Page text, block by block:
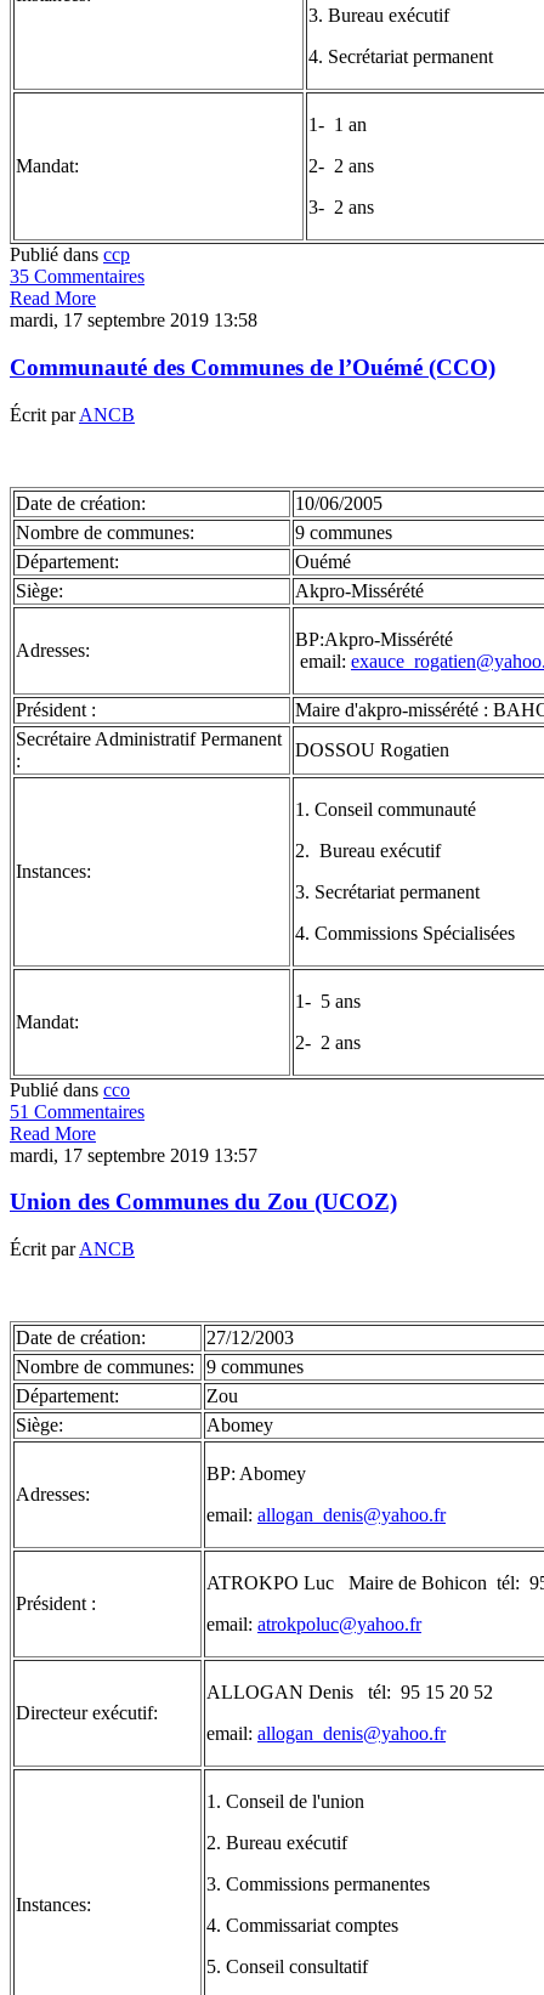
3. Bureau exécutif
4. Secrétariat permanent
Mandat:
1- 1 an
2- 2 ans
3- 2 ans
Publié dans ccp
35 Commentaires
Read More
mardi, 17 septembre 2019 13:58
Communauté des Communes de l’Ouémé (CCO)
Écrit parANCB
Date de création:
10/06/2005
Nombre de communes:
9 communes
Département:
Ouémé
Siège:
Akpro-Missérété
Adresses:
BP:Akpro-Missérété
email:
Président :
Maire d'akpro-missérété :
Secrétaire Administratif Permanent
:
DOSSOU Rogatien
Instances:
1. Conseil communauté
2. Bureau exécutif
3. Secrétariat permanent
4. Commissions Spécialisées
Mandat:
1- 5 ans
2- 2 ans
Publié dans cco
51 Commentaires
Read More
mardi, 17 septembre 2019 13:57
Union des Communes du Zou (UCOZ)
Écrit parANCB
Date de création:
27/12/2003
Nombre de communes:
9 communes
Département:
Zou
Siège:
Abomey
Adresses:
BP: Abomey
email: allogan_denis@yahoo.fr
Président :
ATROKPO Luc Maire de Bohicon tél:
email: atrokpoluc@yahoo.fr
Directeur exécutif:
ALLOGAN Denis tél: 95 15 20 52
email: allogan_denis@yahoo.fr
Instances:
1. Conseil de l'union
2. Bureau exécutif
3. Commissions permanentes
4. Commissariat comptes
5. Conseil consultatif